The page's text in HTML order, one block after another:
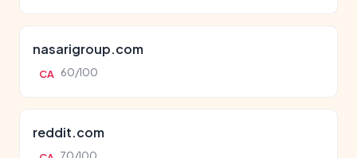
nasarigroup.com
CA 60/100
reddit.com